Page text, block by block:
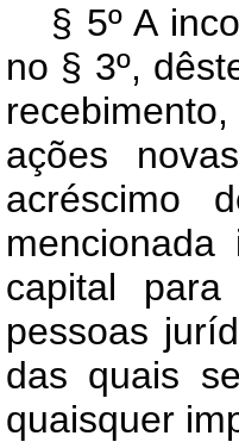
§ 5º A
no § 3º,
ações
acréscimo
capital
pessoas
das quais
quaisquer